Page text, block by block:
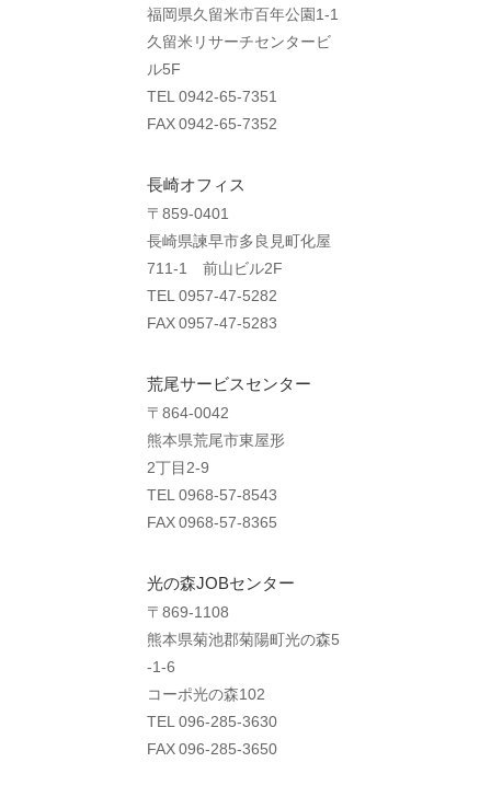
福岡県久留米市百年公園1-1
久留米リサーチセンタービ
ル5F
TEL 0942-65-7351
FAX 0942-65-7352
長崎オフィス
〒859-0401
長崎県諫早市多良見町化屋
711-1 前山ビル2F
TEL 0957-47-5282
FAX 0957-47-5283
荒尾サービスセンター
〒864-0042
熊本県荒尾市東屋形
2丁目2-9
TEL 0968-57-8543
FAX 0968-57-8365
光の森JOBセンター
〒869-1108
熊本県菊池郡菊陽町光の森5
-1-6
コーポ光の森102
TEL 096-285-3630
FAX 096-285-3650